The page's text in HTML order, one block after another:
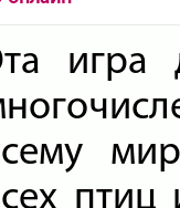
игра
птиц